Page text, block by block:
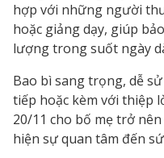
hợp với những người
hoặc giảng dạy, giúp
lượng trong suốt ngày
Bao bì sang trọng, dễ
tiếp hoặc kèm với thiệp
20/11 cho bố mẹ trở
hiện sự quan tâm đến